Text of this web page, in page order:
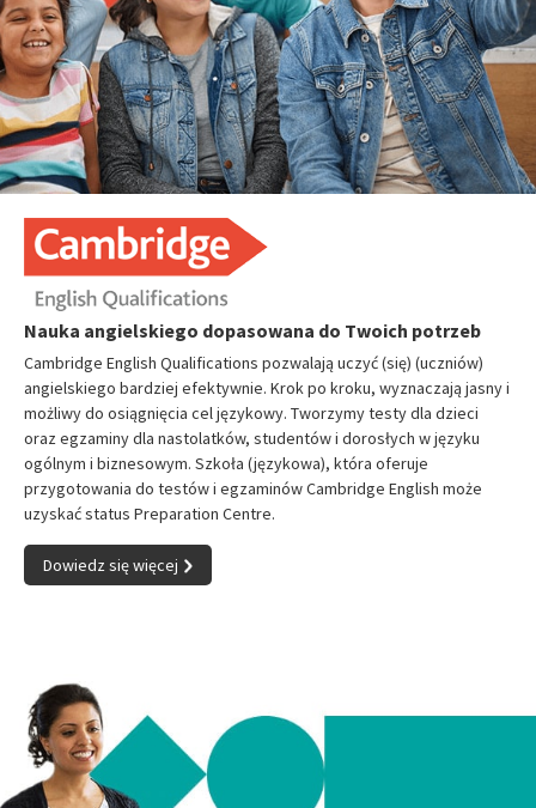
Nauka angielskiego dopasowana do Twoich potrzeb
Cambridge English Qualifications pozwalają uczyć (się) (uczniów)
angielskiego bardziej efektywnie. Krok po kroku, wyznaczają jasny i
możliwy do osiągnięcia cel językowy. Tworzymy testy dla dzieci
oraz egzaminy dla nastolatków, studentów i dorosłych w języku
ogólnym i biznesowym. Szkoła (językowa), która oferuje
przygotowania do testów i egzaminów Cambridge English może
uzyskać status Preparation Centre.
Dowiedz się więcej